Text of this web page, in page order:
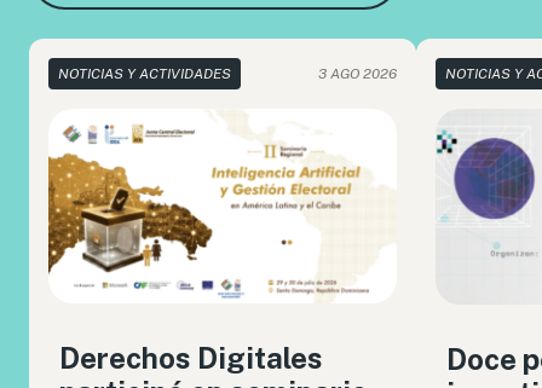
NOTICIAS Y ACTIVIDADES 3 AGO 2026
Derechos Digitales
NOTICIAS Y
Doce